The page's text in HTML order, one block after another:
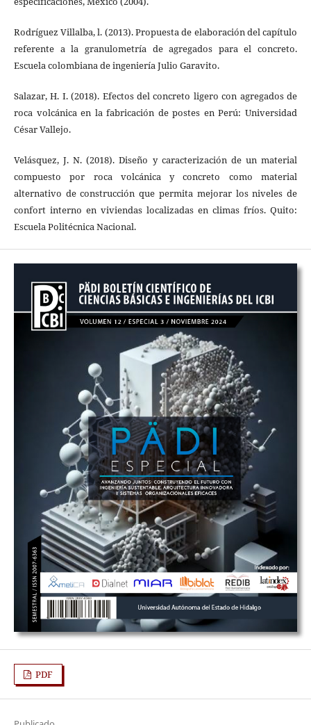
Rodríguez Villalba, l. (2013). Propuesta de elaboración del capítulo
referente a la granulometría de agregados para el concreto.
Escuela colombiana de ingeniería Julio Garavito.
Salazar, H. I. (2018). Efectos del concreto ligero con agregados de
roca volcánica en la fabricación de postes en Perú: Universidad
César Vallejo.
Velásquez, J. N. (2018). Diseño y caracterización de un material
compuesto por roca volcánica y concreto como material
alternativo de construcción que permita mejorar los niveles de
confort interno en viviendas localizadas en climas fríos. Quito:
Escuela Politécnica Nacional.
PDF